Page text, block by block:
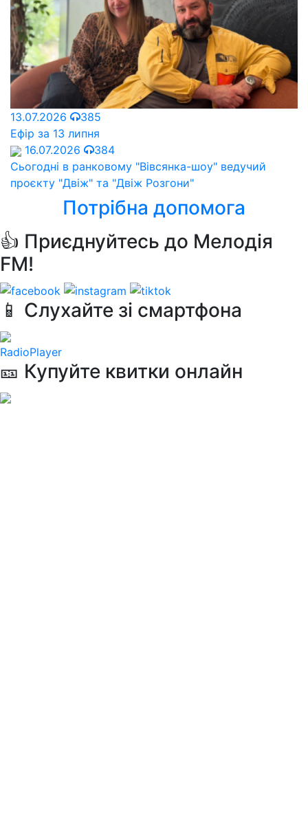
13.07.2026
385
Ефір за 13 липня
16.07.2026
384
Сьогодні в ранковому "Вівсянка-шоу" ведучий
проєкту "Двіж" та "Двіж Розгони"
Потрібна допомога
👍 Приєднуйтесь до Мелодія
FM!
📱 Слухайте зі смартфона
RadioPlayer
🎫 Купуйте квитки онлайн